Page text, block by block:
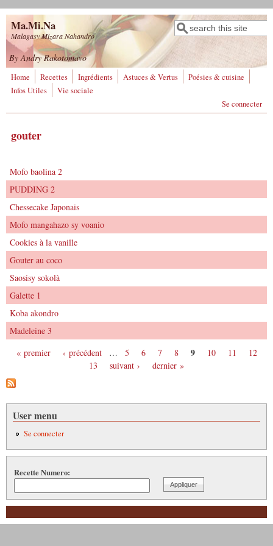
Aller au contenu principal
Ma.Mi.Na
Malagasy Mizara Nahandro
Formulaire de
recherche
Rechercher
By Andry Rakotomavo
Home Recettes Ingrédients Astuces & Vertus
Poésies & cuisine
Infos Utiles
Vie sociale
Se connecter
gouter
Mofo baolina 2
PUDDING 2
Chessecake Japonais
Mofo mangahazo sy voanio
Cookies à la vanille
Gouter au coco
Saosisy sokolà
Galette 1
Koba akondro
Madeleine 3
Pages
« premier ‹ précédent … 5 6 7 8 9 10 11
12
13
suivant › dernier »
User menu
Se connecter
Recette Numero: